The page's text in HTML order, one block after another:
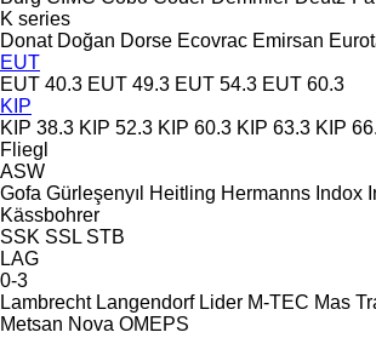
K series
Donat Doğan Dorse Ecovrac Emirsan
EUT
EUT 40.3 EUT 49.3 EUT 54.3 EUT 60.3
KIP
KIP 38.3 KIP 52.3 KIP 60.3 KIP 63.3 KIP
Fliegl
ASW
Gofa Gürleşenyıl Heitling Hermanns Indox
Kässbohrer
SSK SSL STB
LAG
0-3
Lambrecht Langendorf Lider M-TEC Mas
Metsan Nova OMEPS